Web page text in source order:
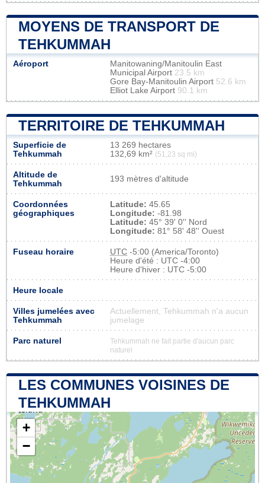
MOYENS DE TRANSPORT DE
TEHKUMMAH
Aéroport
Manitowaning/Manitoulin East
Municipal Airport 23.5 km
Gore Bay-Manitoulin Airport 52.6 km
Elliot Lake Airport 90.1 km
TERRITOIRE DE TEHKUMMAH
Superficie de
Tehkummah
13 269 hectares
132,69 km² (51,23 sq mi)
Altitude de
Tehkummah
193 mètres d'altitude
Coordonnées
géographiques
Latitude: 45.65
Longitude: -81.98
Latitude: 45° 39' 0'' Nord
Longitude: 81° 58' 48'' Ouest
Fuseau horaire UTC -5:00 (America/Toronto)
Heure d'été : UTC -4:00
Heure d'hiver : UTC -5:00
Heure locale
Villes jumelées avec
Tehkummah
Actuellement, Tehkummah n'a aucun
jumelage
Parc naturel
Tehkummah ne fait partie d'aucun parc
naturel
LES COMMUNES VOISINES DE
TEHKUMMAH
+
−